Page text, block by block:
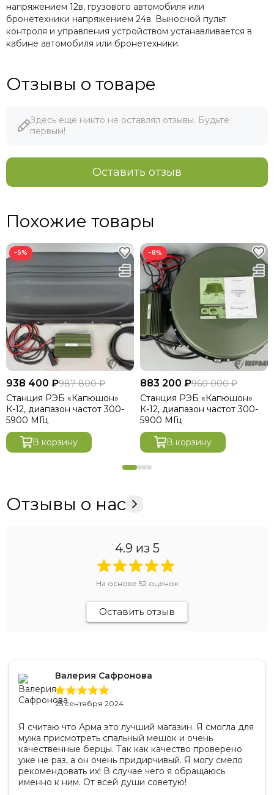
напряжением 12в, грузового автомобиля или
бронетехники напряжением 24в. Выносной пульт
контроля и управления устройством устанавливается в
кабине автомобиля или бронетехники.
Отзывы о товаре
Здесь еще никто не оставлял отзывы. Будьте
первым!
Оставить отзыв
Похожие товары
−5%
938 400 ₽987 800 ₽
Станция РЭБ «Капюшон»
К-12, диапазон частот 300-
5900 МГц
В корзину
−8%
883 200 ₽960 000 ₽
Станция РЭБ «Капюшон»
К-12, диапазон частот 300-
5900 МГц
В корзину
Отзывы о нас
4.9 из 5
На основе 52 оценок
Оставить отзыв
Валерия Сафронова
25 сентября 2024
Я считаю что Арма это лучший магазин. Я смогла для
мужа присмотреть спальный мешок и очень
качественные берцы. Так как качество проверено
уже не раз, а он очень придирчивый. Я могу смело
рекомендовать их! В случае чего я обращаюсь
именно к ним. От всей души советую!